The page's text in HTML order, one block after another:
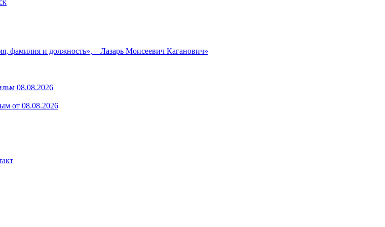
фамилия и должность», – Лазарь Моисеевич Каганович»
08.08.2026
от 08.08.2026